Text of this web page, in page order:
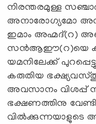
നിരന്തരമുള്ള
അനാരോഗ്യമോ
ഇമാം അഹ്മദ്(റ)
സൻആഈ(റ)യെ
യമനിലേക്ക്
കരുതിയ
അവസാനം വിശപ്പ്
ഭക്ഷണത്തിനു വേണ്ടി
വിൽക്കുന്നയാളുടെ